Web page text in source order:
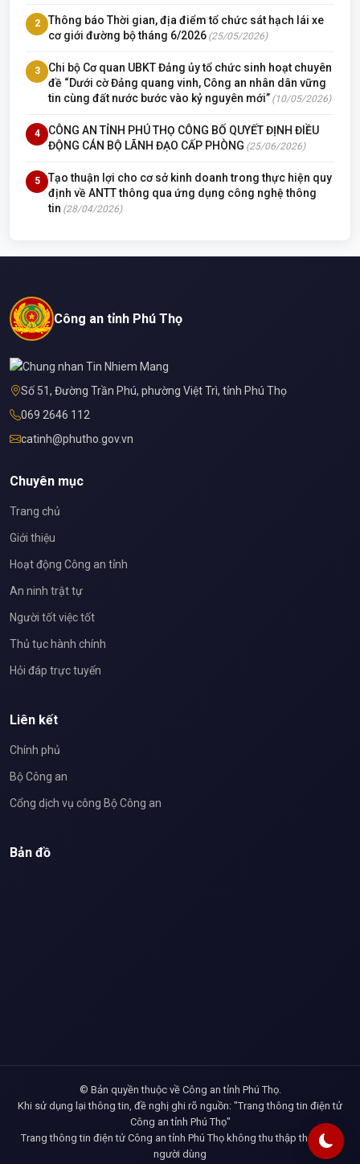
2
Thông báo Thời gian, địa điểm tổ chức sát hạch lái xe
cơ giới đường bộ tháng 6/2026 (25/05/2026)
3
Chi bộ Cơ quan UBKT Đảng ủy tổ chức sinh hoạt chuyên
đề “Dưới cờ Đảng quang vinh, Công an nhân dân vững
tin cùng đất nước bước vào kỷ nguyên mới” (10/05/2026)
4
CÔNG AN TỈNH PHÚ THỌ CÔNG BỐ QUYẾT ĐỊNH ĐIỀU
ĐỘNG CÁN BỘ LÃNH ĐẠO CẤP PHÒNG (25/06/2026)
5
Tạo thuận lợi cho cơ sở kinh doanh trong thực hiện quy
định về ANTT thông qua ứng dụng công nghệ thông
tin (28/04/2026)
Công an tỉnh Phú Thọ
Số 51, Đường Trần Phú, phường Việt Trì, tỉnh Phú Thọ
069 2646 112
catinh@phutho.gov.vn
Chuyên mục
Trang chủ
Giới thiệu
Hoạt động Công an tỉnh
An ninh trật tự
Người tốt việc tốt
Thủ tục hành chính
Hỏi đáp trực tuyến
Liên kết
Chính phủ
Bộ Công an
Cổng dịch vụ công Bộ Công an
Bản đồ
© Bản quyền thuộc về Công an tỉnh Phú Thọ.
Khi sử dụng lại thông tin, đề nghị ghi rõ nguồn: "Trang thông tin điện tử
Công an tỉnh Phú Thọ"
Trang thông tin điện tử Công an tỉnh Phú Thọ không thu thập thông tin
người dùng